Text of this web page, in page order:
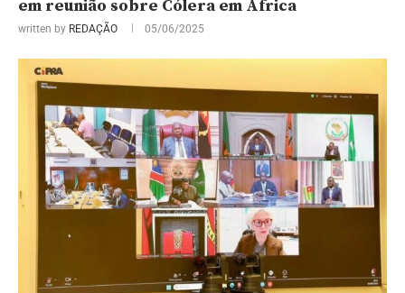
em reunião sobre Cólera em África
written by REDAÇÃO 05/06/2025